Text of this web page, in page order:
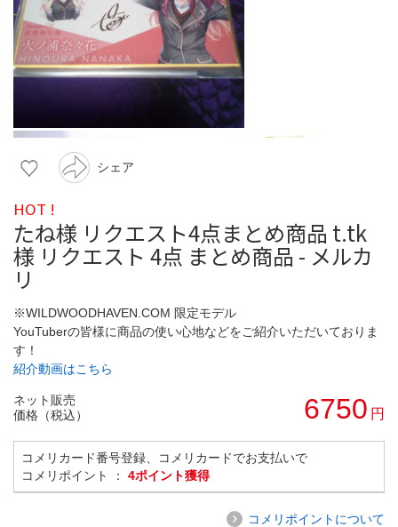
シェア
HOT !
たね様 リクエスト4点まとめ商品 t.tk
様 リクエスト 4点 まとめ商品 - メルカ
リ
※WILDWOODHAVEN.COM 限定モデル
YouTuberの皆様に商品の使い心地などをご紹介いただいておりま
す！
紹介動画はこちら
ネット販売
価格（税込）
6750 円
コメリカード番号登録、コメリカードでお支払いで
コメリポイント ： 4ポイント獲得
コメリポイントについて